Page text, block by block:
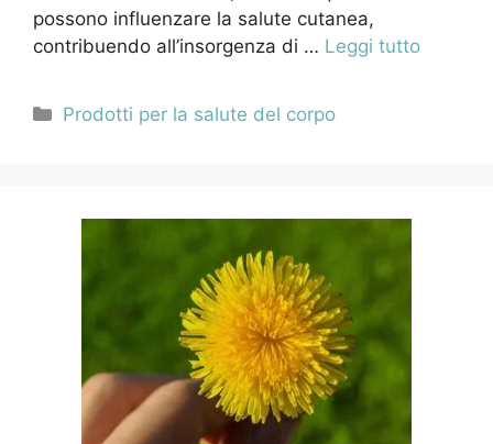
possono influenzare la salute cutanea,
contribuendo all’insorgenza di … Leggi tutto
Categorie
Prodotti per la salute del corpo